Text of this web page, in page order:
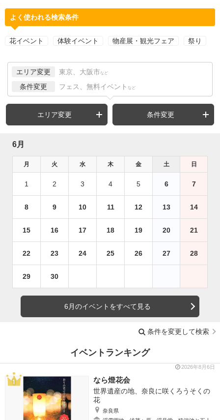
よく使われる検索条件
花イベント 体験イベント 物産展・観光フェア 祭り
エリア変更 東京、大阪市 など
条件変更 フェス、無料イベント など
エリア変更 条件変更
6月
月 火 水 木 金 土 日
1 2 3 4 5 6 7
8 9 10 11 12 13 14
15 16 17 18 19 20 21
22 23 24 25 26 27 28
29 30
6月のイベントをすべて見る
条件を変更して検索
イベントランキング
2026年8月6日
なら燈花会
世界遺産の地、奈良に咲くろうそくの
花
奈良県